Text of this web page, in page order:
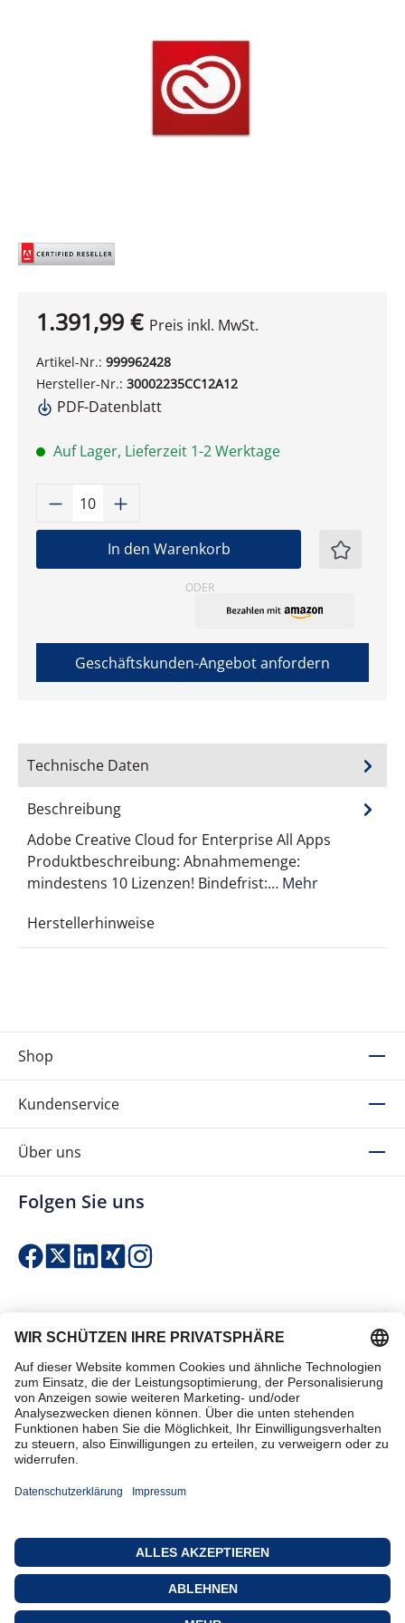
1.391,99 € Preis inkl. MwSt.
Artikel-Nr.: 999962428
Hersteller-Nr.: 30002235CC12A12
PDF-Datenblatt
Auf Lager, Lieferzeit 1-2 Werktage
Produkt Anzahl: Gib den
In den Warenkorb
ODER
Geschäftskunden-Angebot anfordern
Technische Daten
Beschreibung
Adobe Creative Cloud for Enterprise All Apps
Produktbeschreibung: Abnahmemenge:
mindestens 10 Lizenzen! Bindefrist:… Mehr
Herstellerhinweise
Shop
Kundenservice
Über uns
Folgen Sie uns
Einfach & sicher bezahlen
Zertifiziert einkaufen